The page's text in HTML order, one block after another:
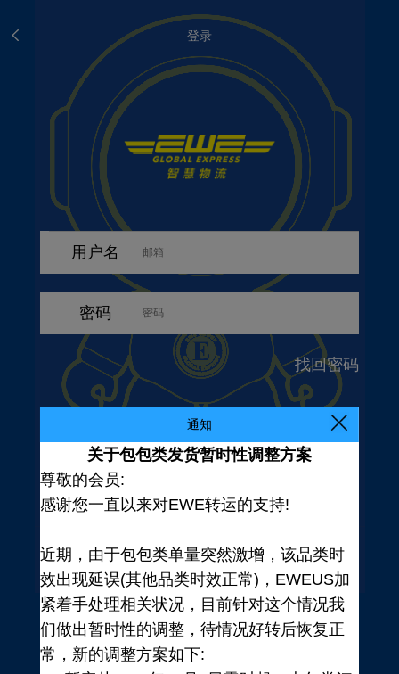
登录
用户名
密码
找回密码
通知
关于包包类发货暂时性调整方案
尊敬的会员:
感谢您一直以来对EWE转运的支持!
近期，由于包包类单量突然激增，该品类时
效出现延误(其他品类时效正常)，EWEUS加
紧着手处理相关状况，目前针对这个情况我
们做出暂时性的调整，待情况好转后恢复正
常，新的调整方案如下: